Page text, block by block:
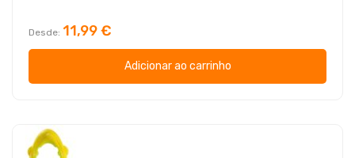
Desde 11,99 €
Adicionar ao carrinho